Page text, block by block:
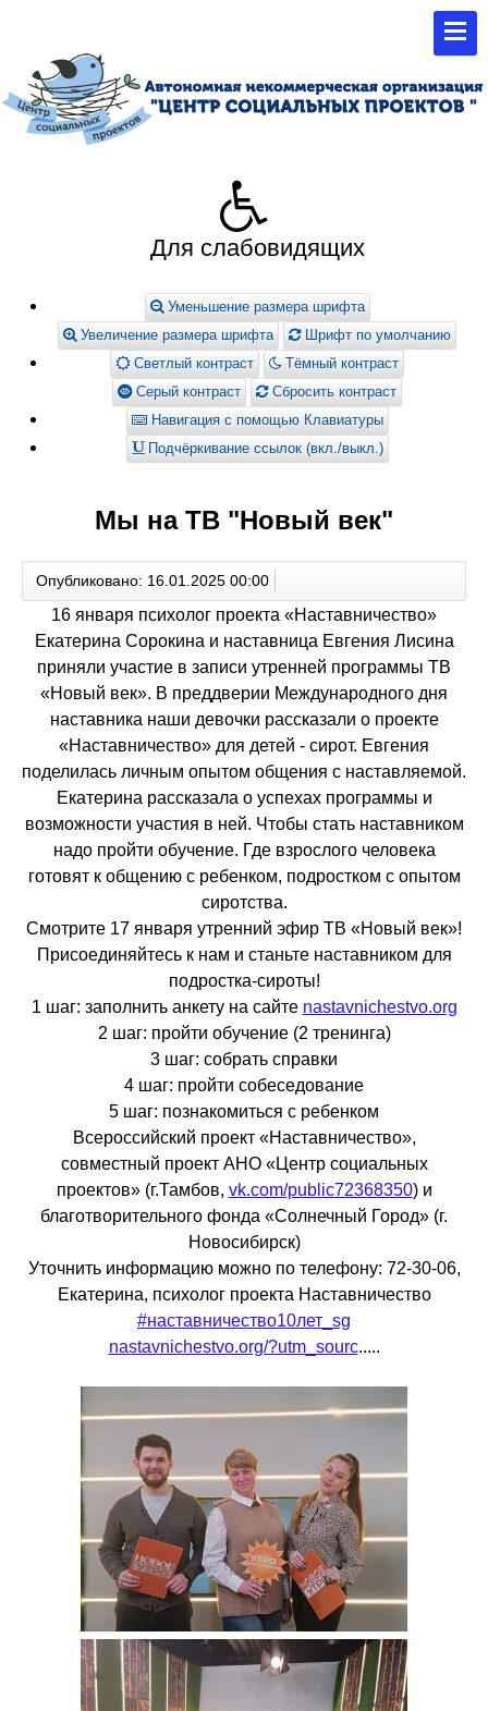
Для слабовидящих
Уменьшение размера шрифта
Увеличение размера шрифта
Шрифт по умолчанию
Светлый контраст
Тёмный контраст
Серый контраст
Сбросить контраст
Навигация с помощью Клавиатуры
Подчёркивание ссылок (вкл./выкл.)
Мы на ТВ "Новый век"
Опубликовано: 16.01.2025 00:00
16 января психолог проекта «Наставничество»
Екатерина Сорокина и наставница Евгения Лисина
приняли участие в записи утренней программы ТВ
«Новый век». В преддверии Международного дня
наставника наши девочки рассказали о проекте
«Наставничество» для детей - сирот. Евгения
поделилась личным опытом общения с наставляемой.
Екатерина рассказала о успехах программы и
возможности участия в ней. Чтобы стать наставником
надо пройти обучение. Где взрослого человека
готовят к общению с ребенком, подростком с опытом
сиротства.
Смотрите 17 января утренний эфир ТВ «Новый век»!
️Присоединяйтесь к нам и станьте наставником для
подростка-сироты!
1 шаг: заполнить анкету на сайте nastavnichestvo.org
2 шаг: пройти обучение (2 тренинга)
3 шаг: собрать справки
4 шаг: пройти собеседование
5 шаг: познакомиться с ребенком
Всероссийский проект «Наставничество»,
совместный проект АНО «Центр социальных
проектов» (г.Тамбов, vk.com/public72368350) и
благотворительного фонда «Солнечный Город» (г.
Новосибирск)
Уточнить информацию можно по телефону: 72-30-06,
Екатерина, психолог проекта Наставничество
#наставничество10лет_sg
nastavnichestvo.org/?utm_sourc.....